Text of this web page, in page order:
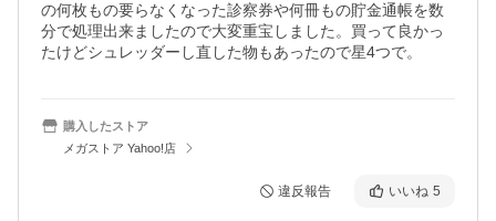
の何枚もの要らなくなった診察券や何冊もの貯金通帳を数
分で処理出来ましたので大変重宝しました。買って良かっ
たけどシュレッダーし直した物もあったので星4つで。
購入したストア
メガストア Yahoo!店
違反報告 いいね 5